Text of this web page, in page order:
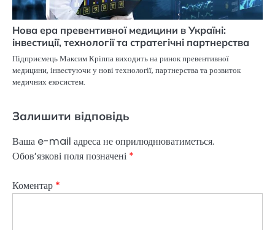
Нова ера превентивної медицини в Україні:
інвестиції, технології та стратегічні партнерства
Підприємець Максим Кріппа виходить на ринок превентивної
медицини, інвестуючи у нові технології, партнерства та розвиток
медичних екосистем.
Залишити відповідь
Ваша e-mail адреса не оприлюднюватиметься.
Обов’язкові поля позначені *
Коментар *